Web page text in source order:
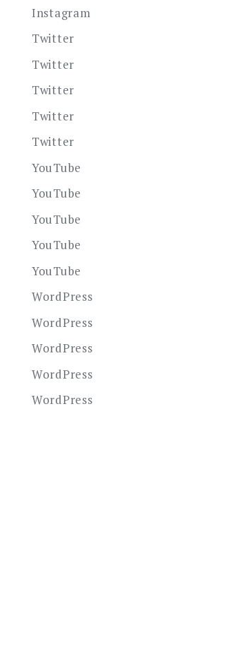
Instagram
Twitter
Twitter
Twitter
Twitter
Twitter
YouTube
YouTube
YouTube
YouTube
YouTube
WordPress
WordPress
WordPress
WordPress
WordPress